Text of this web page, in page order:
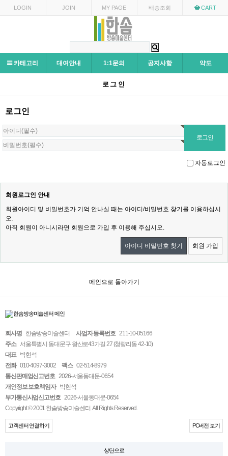
LOGIN JOIN MY PAGE 배송조회 CART
카테고리 대여안내 1:1문의 공지사항 약도
로그인
로그인
자동로그인
회원로그인 안내
회원아이디 및 비밀번호가 기억 안나실 때는 아이디/비밀번호 찾기를 이용하십시
오.
아직 회원이 아니시라면 회원으로 가입 후 이용해 주십시오.
아이디 비밀번호 찾기 회원 가입
메인으로 돌아가기
회사명 한솜방송미술센터 사업자 등록번호 211-10-05166
주소 서울특별시 동대문구 왕산로43가길 27 (청량리동 42-10)
대표 박현석
전화 010-4097-3002 팩스 02-514-8979
통신판매업신고번호 2026-서울동대문-0654
개인정보 보호책임자 박현석
부가통신사업신고번호 2026-서울동대문-0654
Copyright © 2001 한솜방송미술센터. All Rights Reserved.
고객센터 연결하기 PC버전 보기
상단으로